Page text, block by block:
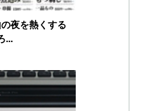
夜を熱くする
...